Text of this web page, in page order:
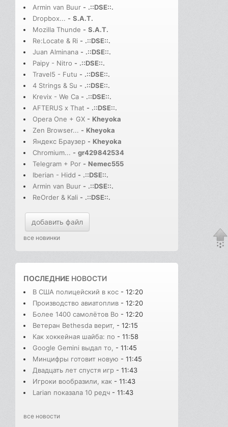
Armin van Buur - .::DSE::.
Dropbox... - S.A.T.
Mozilla Thunde - S.A.T.
Re:Locate & Ri - .::DSE::.
Juan Alminana - .::DSE::.
Paipy - Nitro - .::DSE::.
Travel5 - Futu - .::DSE::.
4 Strings & Su - .::DSE::.
Krevix - We Ca - .::DSE::.
AFTERUS x That - .::DSE::.
Opera One + GX - Kheyoka
Zen Browser... - Kheyoka
Яндекс Браузер - Kheyoka
Chromium... - gr429842534
Telegram + Por - Nemec555
Iberian - Hidd - .::DSE::.
Armin van Buur - .::DSE::.
ReOrder & Kali - .::DSE::.
добавить файл
все новинки
ПОСЛЕДНИЕ НОВОСТИ
В США полицейский в кос - 12:20
Производство авиатоплив - 12:20
Более 1400 самолётов Bo - 12:20
Ветеран Bethesda верит, - 12:15
Как хоккейная шайба: по - 11:58
Google Gemini выдал то,
- 11:45
Минцифры готовит новую - 11:45
Двадцать лет спустя игр - 11:43
Игроки вообразили, как - 11:43
Larian показала 10 редч - 11:43
все новости